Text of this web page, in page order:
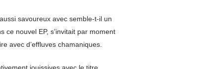
savoureux avec semble-t-il un
nouvel EP, s’invitait par moment
avec d’effluves chamaniques.